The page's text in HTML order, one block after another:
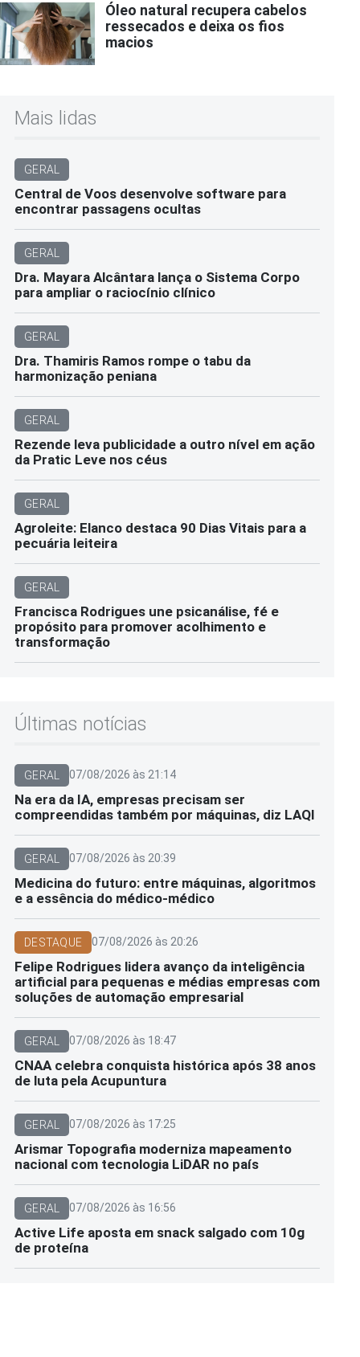
Óleo natural recupera cabelos
ressecados e deixa os fios
macios
Mais lidas
GERAL
Central de Voos desenvolve software para
encontrar passagens ocultas
GERAL
Dra. Mayara Alcântara lança o Sistema Corpo
para ampliar o raciocínio clínico
GERAL
Dra. Thamiris Ramos rompe o tabu da
harmonização peniana
GERAL
Rezende leva publicidade a outro nível em ação
da Pratic Leve nos céus
GERAL
Agroleite: Elanco destaca 90 Dias Vitais para a
pecuária leiteira
GERAL
Francisca Rodrigues une psicanálise, fé e
propósito para promover acolhimento e
transformação
Últimas notícias
GERAL 07/08/2026 às 21:14
Na era da IA, empresas precisam ser
compreendidas também por máquinas, diz LAQI
GERAL 07/08/2026 às 20:39
Medicina do futuro: entre máquinas, algoritmos
e a essência do médico-médico
DESTAQUE 07/08/2026 às 20:26
Felipe Rodrigues lidera avanço da inteligência
artificial para pequenas e médias empresas com
soluções de automação empresarial
GERAL 07/08/2026 às 18:47
CNAA celebra conquista histórica após 38 anos
de luta pela Acupuntura
GERAL 07/08/2026 às 17:25
Arismar Topografia moderniza mapeamento
nacional com tecnologia LiDAR no país
GERAL 07/08/2026 às 16:56
Active Life aposta em snack salgado com 10g
de proteína